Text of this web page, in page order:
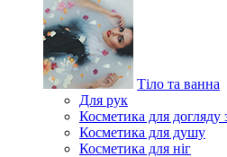
Тіло та ванна
Для рук
Косметика для догляду
Косметика для душу
Косметика для ніг